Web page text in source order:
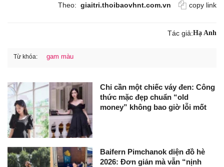
Theo: giaitri.thoibaovhnt.com.vn copy link
Tác giả:Hạ Anh
Từ khóa: gam màu
Chỉ cần một chiếc váy đen: Công
thức mặc đẹp chuẩn “old
money” không bao giờ lỗi mốt
Baifern Pimchanok diện đồ hè
2026: Đơn giản mà vẫn “nịnh